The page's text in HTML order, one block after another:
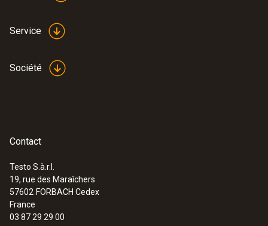
:0563 3240 71
débitmètre de fuite
Service
Société
Contact
Testo S.à.r.l.
19, rue des Maraîchers
57602 FORBACH Cedex
France
03 87 29 29 00